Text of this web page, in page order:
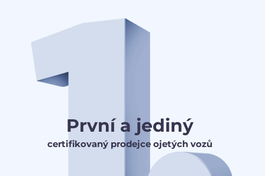
První a jediný
certifikovaný prodejce ojetých vozů